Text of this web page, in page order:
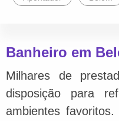
Banheiro em
Milhares de
disposição para
ambientes